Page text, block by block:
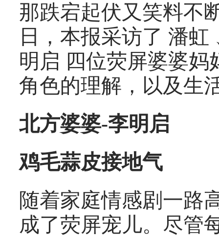
那跌宕起伏又笑料不
日，本报采访了 潘
明启 四位荧屏婆婆妈
角色的理解，以及生
北方婆婆-李明启
鸡毛蒜皮接地气
随着家庭情感剧一路
成了荧屏宠儿。尽管